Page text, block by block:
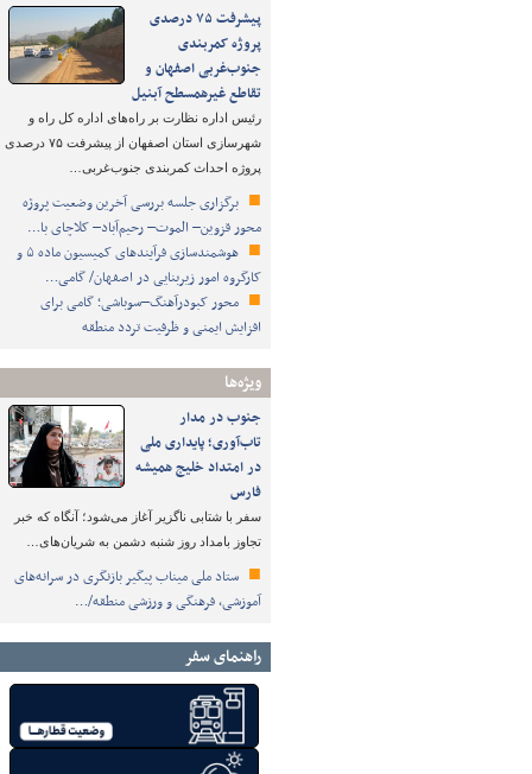
پیشرفت ۷۵ درصدی
پروژه کمربندی
جنوب‌غربی اصفهان و
تقاطع غیرهمسطح آبنیل
رئیس اداره نظارت بر راه‌های اداره کل راه و
شهرسازی استان اصفهان از پیشرفت ۷۵ درصدی
پروژه احداث کمربندی جنوب‌غربی…
برگزاری جلسه بررسی آخرین وضعیت پروژه
محور قزوین– الموت– رحیم‌آباد– کلاچای با…
هوشمندسازی فرآیندهای کمیسیون ماده ۵ و
کارگروه امور زیربنایی در اصفهان/ گامی…
محور کبودرآهنگ–سوباشی؛ گامی برای
افزایش ایمنی و ظرفیت تردد منطقه
ویژه‌ها
جنوب در مدار
تاب‌آوری؛ پایداری ملی
در امتداد خلیج همیشه
فارس
سفر با شتابی ناگزیر آغاز می‌شود؛ آنگاه که خبر
تجاوز بامداد روز شنبه دشمن به شریان‌های…
ستاد ملی میناب پیگیر بازنگری در سرانه‌های
آموزشی، فرهنگی و ورزشی منطقه/…
راهنمای سفر